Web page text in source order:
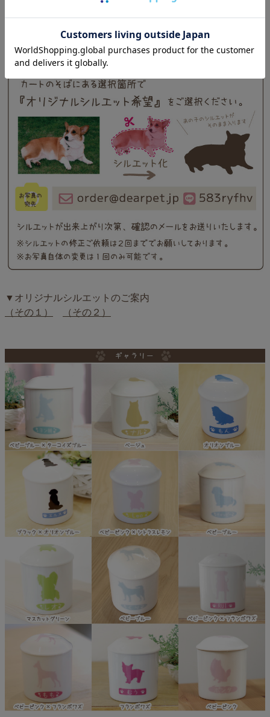
▼オリジナルシルエットのご案内
（その１）
（その２）